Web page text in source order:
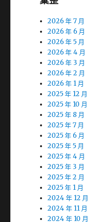
2026 年 7 月
2026 年 6 月
2026 年 5 月
2026 年 4 月
2026 年 3 月
2026 年 2 月
2026 年 1 月
2025 年 12 月
2025 年 10 月
2025 年 8 月
2025 年 7 月
2025 年 6 月
2025 年 5 月
2025 年 4 月
2025 年 3 月
2025 年 2 月
2025 年 1 月
2024 年 12 月
2024 年 11 月
2024 年 10 月